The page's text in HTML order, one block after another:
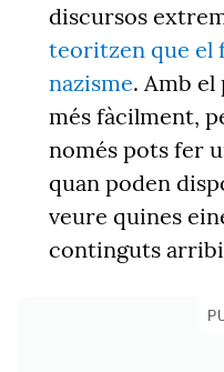
discursos
teoritzen que el
nazisme. Amb
més fàcilment,
només pots fer
quan poden
veure quines
continguts